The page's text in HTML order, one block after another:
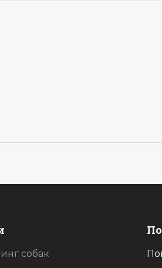
собак
Спасибо вам большое за